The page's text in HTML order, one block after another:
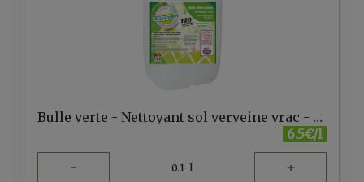
Bulle verte - Nettoyant sol verveine vrac - FR
6.5€/l
- 0.1 l +